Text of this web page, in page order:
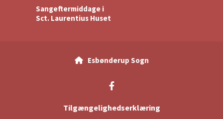
Sangeftermiddage i
Sct. Laurentius Huset
Esbønderup Sogn
Tilgængelighedserklæring